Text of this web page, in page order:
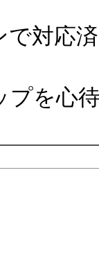
で対応
プを心